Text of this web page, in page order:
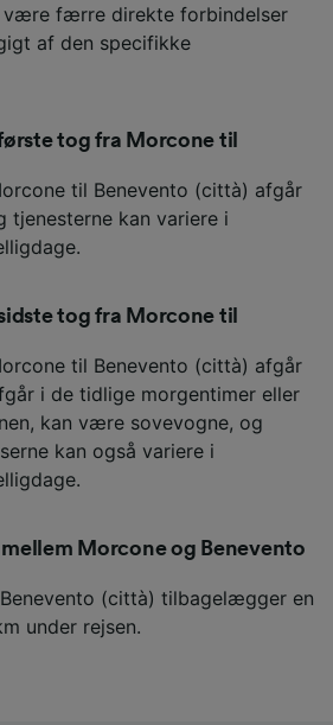
være færre direkte forbindelser
af den specifikke
tog fra Morcone til
til Benevento (città) afgår
tjenesterne kan variere i
tog fra Morcone til
til Benevento (città) afgår
i de tidlige morgentimer eller
kan være sovevogne, og
kan også variere i
Morcone og Benevento
(città) tilbagelægger en
under rejsen.